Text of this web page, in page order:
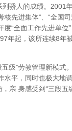
骄人的成绩。2001
先进集体”、“全国
“全面工作先进单位
年起，该所连续8年
”劳教管理新模式
平，同时也极大地
亲 身感受到“三段五